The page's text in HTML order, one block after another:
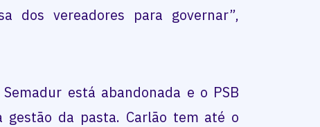
dos vereadores para governar”,
está abandonada e o PSB
gestão da pasta. Carlão tem até o